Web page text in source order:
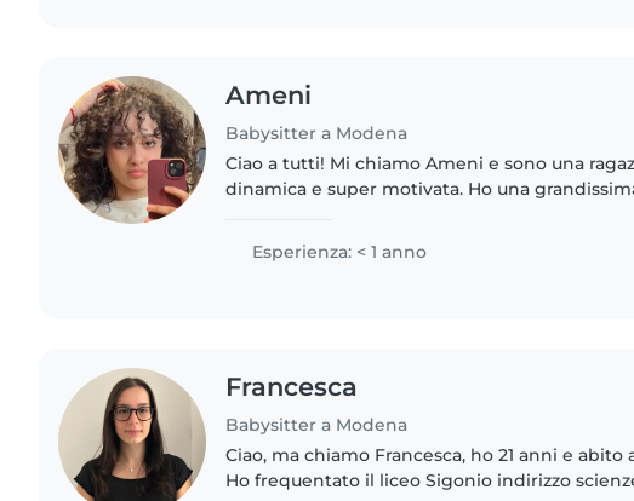
Ameni
Babysitter a Modena
Ciao a tutti! Mi chiamo Ameni e sono una
dinamica e super motivata. Ho una
dell'impegno,..
Esperienza: < 1 anno
Francesca
Babysitter a Modena
Ciao, ma chiamo Francesca, ho 21 anni e abito
Ho frequentato il liceo Sigonio indirizzo